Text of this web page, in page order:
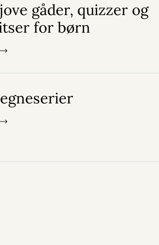
gåder, quizzer og
for børn